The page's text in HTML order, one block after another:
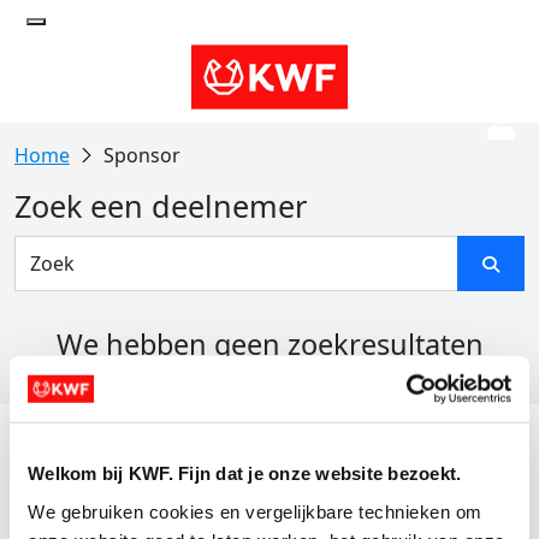
Welkom bij KWF. Fijn dat je onze website bezoekt.
We gebruiken cookies en vergelijkbare technieken om
Sponsor
Zoek een deelnemer
We hebben geen zoekresultaten
Actiematerialen
Evenementen